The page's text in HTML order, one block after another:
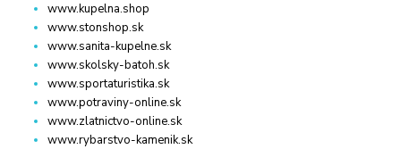
www.kupelna.shop
www.stonshop.sk
www.sanita-kupelne.sk
www.skolsky-batoh.sk
www.sportaturistika.sk
www.potraviny-online.sk
www.zlatnictvo-online.sk
www.rybarstvo-kamenik.sk